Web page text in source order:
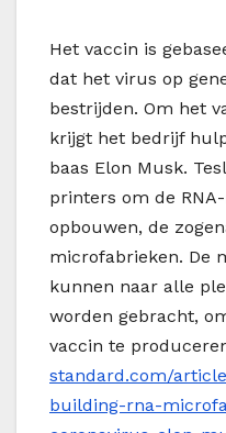
Het vaccin is
dat het virus op
bestrijden. Om het
krijgt het bedrijf
baas Elon Musk.
printers om de
opbouwen, de
microfabrieken. De
kunnen naar alle
worden gebracht,
vaccin te
standard.com/
building-rna-